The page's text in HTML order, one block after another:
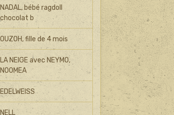
NADAL, bébé ragdoll
chocolat b
OUZOH, fille de 4 mois
LA NEIGE avec NEYMO,
NOOMEA
EDELWEISS
NELL